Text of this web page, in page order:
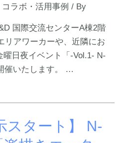
コラボ・活用事例 / By
国際交流センターA棟2階
リアワーカーや、近隣にお
日夜イベント「-Vol.1- N-
催いたします。 …
スタート】 N-